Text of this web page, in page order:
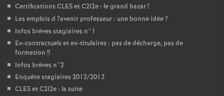
Certifications CLESet C2I2e : le grand bazar!
Les emplois d ?avenir professeur : une bonne idée?
Infos brèves stagiaires n°1
Ex-contractuels et ex-titulaires : pas de décharge, pas de
formation !!
Infos brèves n°2
Enquête stagiaires 2012/2013
CLESet C2I2e : la suite